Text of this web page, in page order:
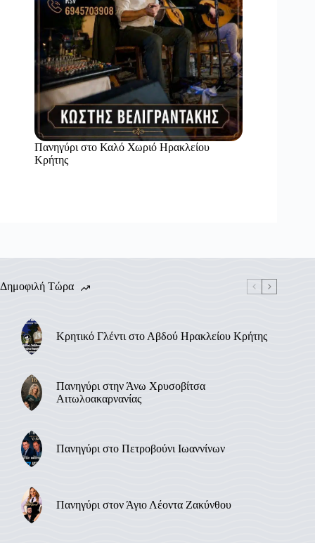
Πανηγύρι στο Καλό Χωριό Ηρακλείου
Κρήτης
Δημοφιλή Τώρα
Κρητικό Γλέντι στο Αβδού Ηρακλείου Κρήτης
Πανηγύρι στην Άνω Χρυσοβίτσα
Αιτωλοακαρνανίας
Πανηγύρι στο Πετροβούνι Ιωαννίνων
Πανηγύρι στον Άγιο Λέοντα Ζακύνθου